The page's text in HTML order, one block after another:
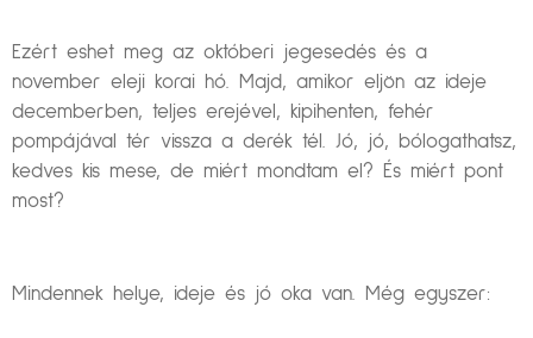
Ezért eshet meg az októberi jegesedés és a
november eleji korai hó. Majd, amikor eljön az ideje
decemberben, teljes erejével, kipihenten, fehér
pompájával tér vissza a derék tél. Jó, jó, bólogathatsz,
kedves kis mese, de miért mondtam el? És miért pont
most?
Mindennek helye, ideje és jó oka van. Még egyszer: